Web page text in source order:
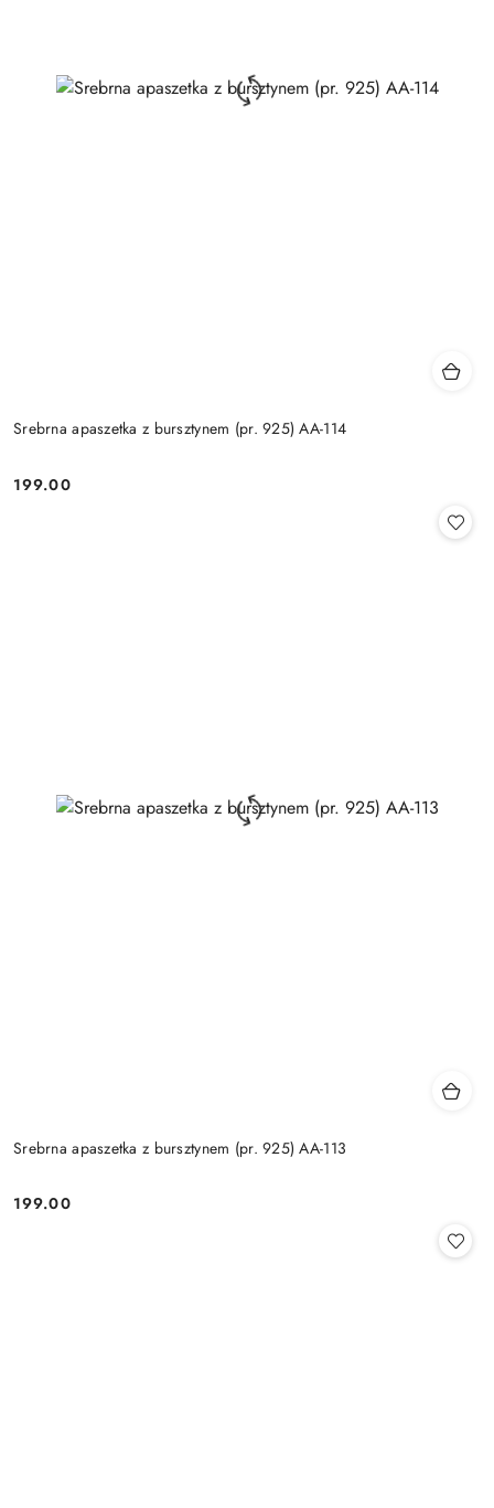
Srebrna apaszetka z bursztynem (pr. 925) AA-114
Cena:
199.00
Srebrna apaszetka z bursztynem (pr. 925) AA-113
Cena:
199.00